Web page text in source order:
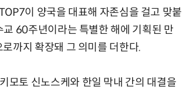
이 양국을 대표해 자존심을 걸고 맞붙
60주년이라는 특별한 해에 기획된 만
까지 확장돼 그 의미를 더한다.
모토 신노스케와 한일 막내 간의 대결을